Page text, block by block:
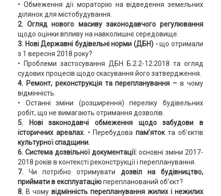
• Обмеження дії мораторію на відведення земельних
ділянок для містобудування.
2. Огляд нового масиву законодавчого регулювання
щодо оцінки впливу на навколишнє середовище.
3. Нові Державні будівельні норми (ДБН) -що отримали
з 1 вересня 2018 року?
• Проблеми застосування ДБН Б.2.2-12:2018 та огляд
судових процесів щодо скасування його затвердження.
4. Ремонт, реконструкція та перепланування –в чому
відмінність.
• Останні зміни (розширення) переліку будівельних
робіт, що не вимагають отримання дозволів.
5. Нові законодавчі обмеження щодо забудови в
історичних ареалах. • Перебудовапам’ятокта об’єктів
культурної спадщини.
6. Система дозвільної документації:основні зміни 2017-
2018 років в контексті реконструкції і перепланування.
7. Чи потрібно отримуватидозвіл на будівництво,
приймати в експлуатаціюперепланований об’єкт?
8. В чому відмінність перепланування жилих і нежилих